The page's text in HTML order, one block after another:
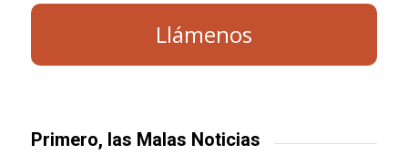
Llámenos
Primero, las Malas Noticias